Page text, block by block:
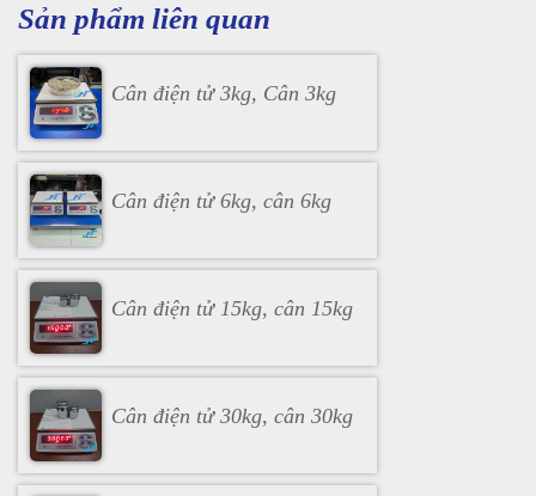
Sản phẩm liên quan
Cân điện tử 3kg, Cân 3kg
Cân điện tử 6kg, cân 6kg
Cân điện tử 15kg, cân 15kg
Cân điện tử 30kg, cân 30kg